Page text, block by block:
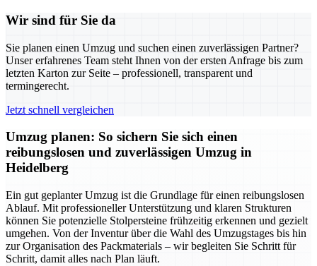
Wir sind für Sie da
Sie planen einen Umzug und suchen einen zuverlässigen Partner?
Unser erfahrenes Team steht Ihnen von der ersten Anfrage bis zum
letzten Karton zur Seite – professionell, transparent und
termingerecht.
Jetzt schnell vergleichen
Umzug planen: So sichern Sie sich einen
reibungslosen und zuverlässigen Umzug in
Heidelberg
Ein gut geplanter Umzug ist die Grundlage für einen reibungslosen
Ablauf. Mit professioneller Unterstützung und klaren Strukturen
können Sie potenzielle Stolpersteine frühzeitig erkennen und gezielt
umgehen. Von der Inventur über die Wahl des Umzugstages bis hin
zur Organisation des Packmaterials – wir begleiten Sie Schritt für
Schritt, damit alles nach Plan läuft.